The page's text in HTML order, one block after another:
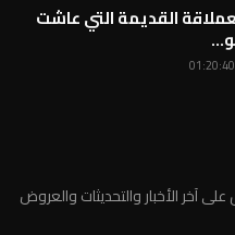
القديمة التي عاشت
آخر الأخبار والتحديثات والعروض